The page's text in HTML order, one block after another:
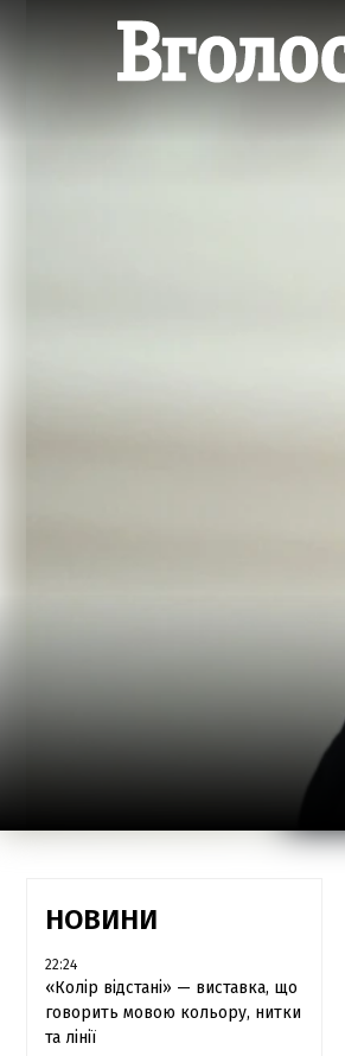
НОВИНИ
22:24
«Колір відстані» — виставка, що
говорить мовою кольору, нитки
та лінії